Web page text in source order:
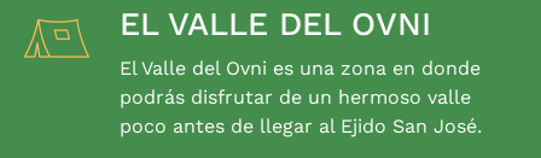
EL VALLE DEL OVNI
El Valle del Ovni es una zona en donde
podrás disfrutar de un hermoso valle
poco antes de llegar al Ejido San José.